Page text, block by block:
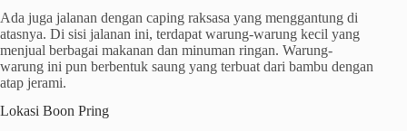
Ada juga jalanan dengan caping raksasa yang menggantung di
atasnya. Di sisi jalanan ini, terdapat warung-warung kecil yang
menjual berbagai makanan dan minuman ringan. Warung-
warung ini pun berbentuk saung yang terbuat dari bambu dengan
atap jerami.
Lokasi Boon Pring